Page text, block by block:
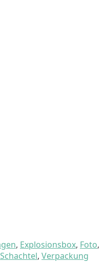
, Explosionsbox, Foto,
Schachtel, Verpackung